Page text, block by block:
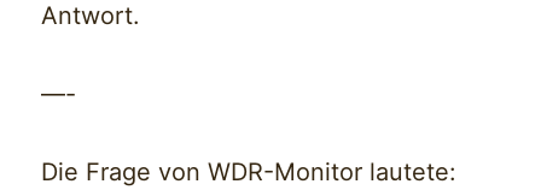
Antwort.
—-
Die Frage von WDR-Monitor lautete: